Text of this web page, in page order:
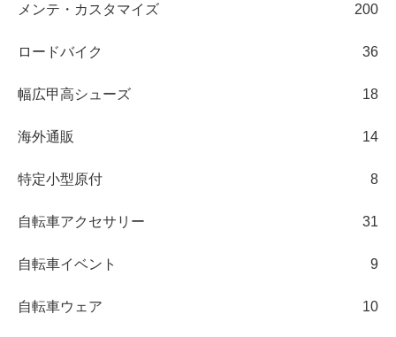
メンテ・カスタマイズ 200
ロードバイク 36
幅広甲高シューズ 18
海外通販 14
特定小型原付 8
自転車アクセサリー 31
自転車イベント 9
自転車ウェア 10